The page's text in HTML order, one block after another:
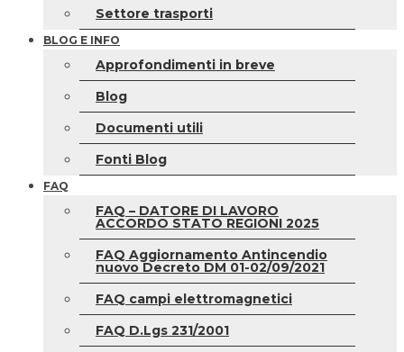
Settore trasporti
BLOG E INFO
Approfondimenti in breve
Blog
Documenti utili
Fonti Blog
FAQ
FAQ – DATORE DI LAVORO
ACCORDO STATO REGIONI 2025
FAQ Aggiornamento Antincendio
nuovo Decreto DM 01-02/09/2021
FAQ campi elettromagnetici
FAQ D.Lgs 231/2001